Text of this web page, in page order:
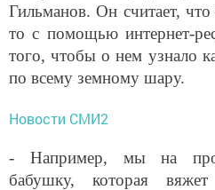
Гильманов. Он считает, что
то с помощью интернет-
того, чтобы о нем узнало
по всему земному шару.
Новости СМИ2
- Например, мы на
бабушку, которая